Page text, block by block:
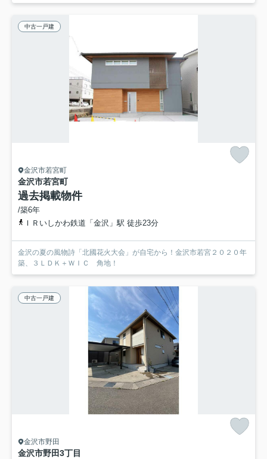
中古一戸建
金沢市若宮町
金沢市若宮町
過去掲載物件
/築6年
ＩＲいしかわ鉄道「金沢」駅 徒歩23分
金沢の夏の風物詩「北國花火大会」が自宅から！金沢市若宮２０２０年
築、３ＬＤＫ＋ＷＩＣ 角地！
中古一戸建
金沢市野田
金沢市野田3丁目